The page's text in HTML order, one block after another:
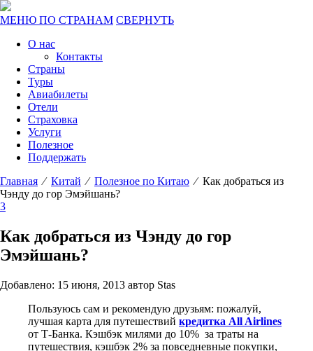
МЕНЮ ПО СТРАНАМ СВЕРНУТЬ
О нас
Контакты
Страны
Туры
Авиабилеты
Отели
Страховка
Услуги
Полезное
Поддержать
Главная ⁄ Китай ⁄ Полезное по Китаю ⁄ Как добраться из
Чэнду до гор Эмэйшань?
3
Как добраться из Чэнду до гор
Эмэйшань?
Добавлено: 15 июня, 2013 автор Stas
Пользуюсь сам и рекомендую друзьям: пожалуй,
лучшая карта для путешествий кредитка All Airlines
от Т-Банка. Кэшбэк милями до 10% за траты на
путешествия, кэшбэк 2% за повседневные покупки,